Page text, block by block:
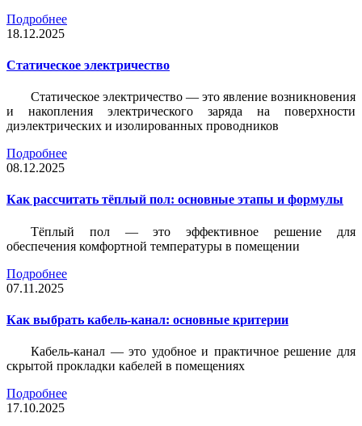
Подробнее
18.12.2025
Статическое электричество
Статическое электричество — это явление возникновения
и накопления электрического заряда на поверхности
диэлектрических и изолированных проводников
Подробнее
08.12.2025
Как рассчитать тёплый пол: основные этапы и формулы
Тёплый пол — это эффективное решение для
обеспечения комфортной температуры в помещении
Подробнее
07.11.2025
Как выбрать кабель-канал: основные критерии
Кабель-канал — это удобное и практичное решение для
скрытой прокладки кабелей в помещениях
Подробнее
17.10.2025